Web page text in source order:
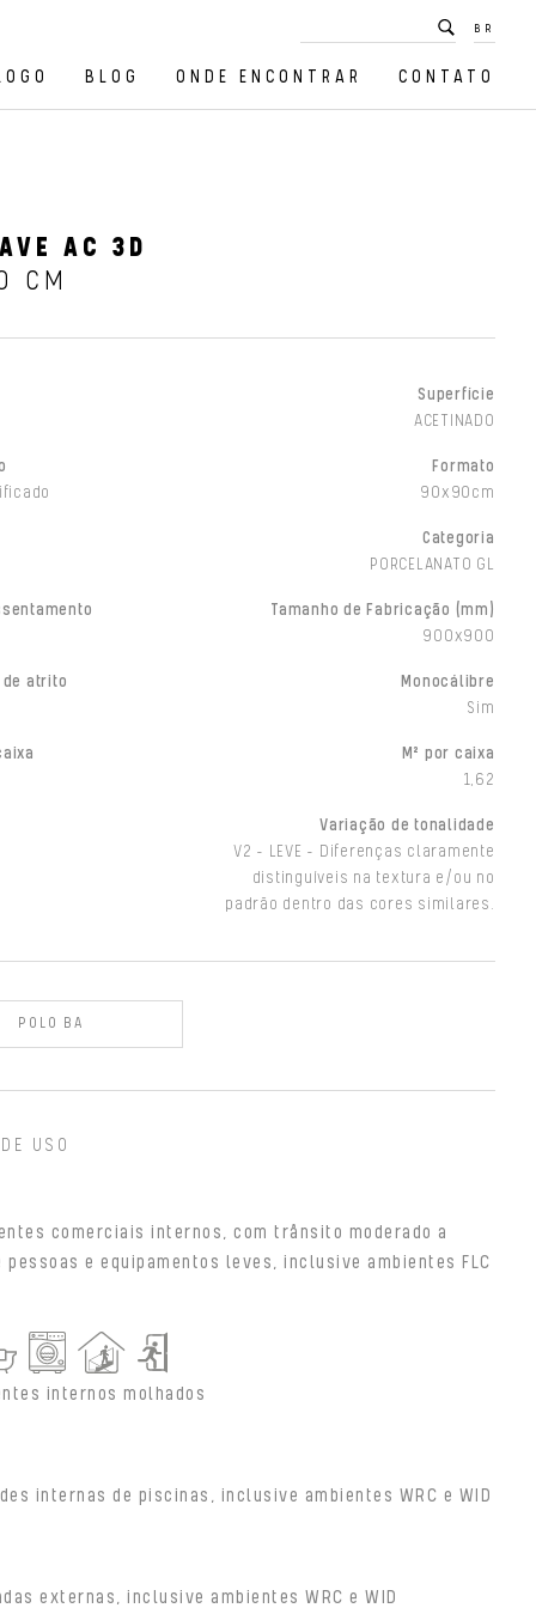
BR
BLOG ONDE ENCONTRAR CONTATO
AC 3D
CM
Superfície
ACETINADO
Formato
90x90cm
Categoria
PORCELANATO GL
Tamanho de Fabricação (mm)
900x900
atrito
Monocálibre
Sim
M² por caixa
1,62
Variação de tonalidade
V2 - LEVE - Diferenças claramente
distinguíveis na textura e/ou no
padrão dentro das cores similares.
POLO BA
USO
comerciais internos, com trânsito moderado a
pessoas e equipamentos leves, inclusive ambientes FLC
internos molhados
internas de piscinas, inclusive ambientes WRC e WID
externas, inclusive ambientes WRC e WID